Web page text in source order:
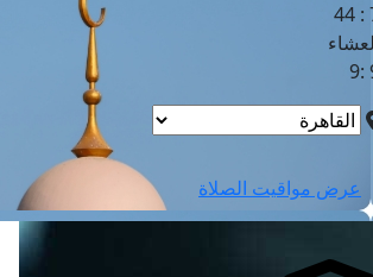
عرض مواقيت الصلاة